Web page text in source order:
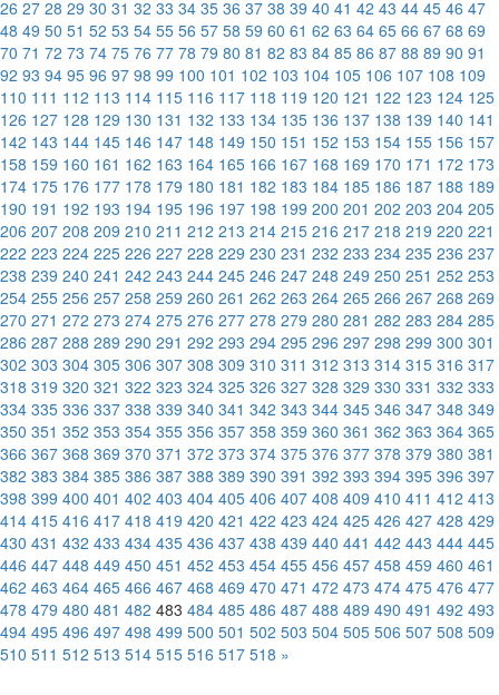
26 27 28 29 30 31 32 33 34 35 36 37 38 39 40 41 42 43 44 45 46 47
48 49 50 51 52 53 54 55 56 57 58 59 60 61 62 63 64 65 66 67 68 69
70 71 72 73 74 75 76 77 78 79 80 81 82 83 84 85 86 87 88 89 90 91
92 93 94 95 96 97 98 99 100 101 102 103 104 105 106 107 108 109
110 111 112 113 114 115 116 117 118 119 120 121 122 123 124 125
126 127 128 129 130 131 132 133 134 135 136 137 138 139 140 141
142 143 144 145 146 147 148 149 150 151 152 153 154 155 156 157
158 159 160 161 162 163 164 165 166 167 168 169 170 171 172 173
174 175 176 177 178 179 180 181 182 183 184 185 186 187 188 189
190 191 192 193 194 195 196 197 198 199 200 201 202 203 204 205
206 207 208 209 210 211 212 213 214 215 216 217 218 219 220 221
222 223 224 225 226 227 228 229 230 231 232 233 234 235 236 237
238 239 240 241 242 243 244 245 246 247 248 249 250 251 252 253
254 255 256 257 258 259 260 261 262 263 264 265 266 267 268 269
270 271 272 273 274 275 276 277 278 279 280 281 282 283 284 285
286 287 288 289 290 291 292 293 294 295 296 297 298 299 300 301
302 303 304 305 306 307 308 309 310 311 312 313 314 315 316 317
318 319 320 321 322 323 324 325 326 327 328 329 330 331 332 333
334 335 336 337 338 339 340 341 342 343 344 345 346 347 348 349
350 351 352 353 354 355 356 357 358 359 360 361 362 363 364 365
366 367 368 369 370 371 372 373 374 375 376 377 378 379 380 381
382 383 384 385 386 387 388 389 390 391 392 393 394 395 396 397
398 399 400 401 402 403 404 405 406 407 408 409 410 411 412 413
414 415 416 417 418 419 420 421 422 423 424 425 426 427 428 429
430 431 432 433 434 435 436 437 438 439 440 441 442 443 444 445
446 447 448 449 450 451 452 453 454 455 456 457 458 459 460 461
462 463 464 465 466 467 468 469 470 471 472 473 474 475 476 477
478 479 480 481 482 483 484 485 486 487 488 489 490 491 492 493
494 495 496 497 498 499 500 501 502 503 504 505 506 507 508 509
510 511 512 513 514 515 516 517 518 »